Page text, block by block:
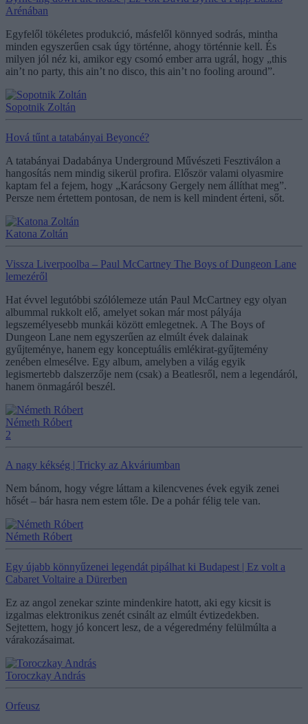
Arénában
Egyfelől tökéletes produkció, másfelől könnyed sodrás, mintha
minden egyszerűen csak úgy történne, ahogy történnie kell. És
milyen jól néz ki, amikor egy csomó ember arra ugrál, hogy „this
ain’t no party, this ain’t no disco, this ain’t no fooling around”.
Sopotnik Zoltán
Hová tűnt a tatabányai Beyoncé?
A tatabányai Dadabánya Underground Művészeti Fesztiválon a
hangosítás nem mindig sikerül profira. Először valami olyasmire
kaptam fel a fejem, hogy „Karácsony Gergely nem állíthat meg”.
Persze nem értettem pontosan, de nem is kell mindent érteni, sőt.
Katona Zoltán
Vissza Liverpoolba – Paul McCartney The Boys of Dungeon Lane
lemezéről
Hat évvel legutóbbi szólólemeze után Paul McCartney egy olyan
albummal rukkolt elő, amelyet sokan már most pályája
legszemélyesebb munkái között emlegetnek. A The Boys of
Dungeon Lane nem egyszerűen az elmúlt évek dalainak
gyűjteménye, hanem egy konceptuális emlékirat-gyűjtemény
zenében elmesélve. Egy album, amelyben a világ egyik
legismertebb dalszerzője nem (csak) a Beatlesről, nem a legendáról,
hanem önmagáról beszél.
Németh Róbert
2
A nagy kékség | Tricky az Akváriumban
Nem bánom, hogy végre láttam a kilencvenes évek egyik zenei
hősét – bár hasra nem estem tőle. De a pohár félig tele van.
Németh Róbert
Egy újabb könnyűzenei legendát pipálhat ki Budapest | Ez volt a
Cabaret Voltaire a Dürerben
Ez az angol zenekar szinte mindenkire hatott, aki egy kicsit is
izgalmas elektronikus zenét csinált az elmúlt évtizedekben.
Sejtettem, hogy jó koncert lesz, de a végeredmény felülmúlta a
várakozásaimat.
Toroczkay András
Orfeusz